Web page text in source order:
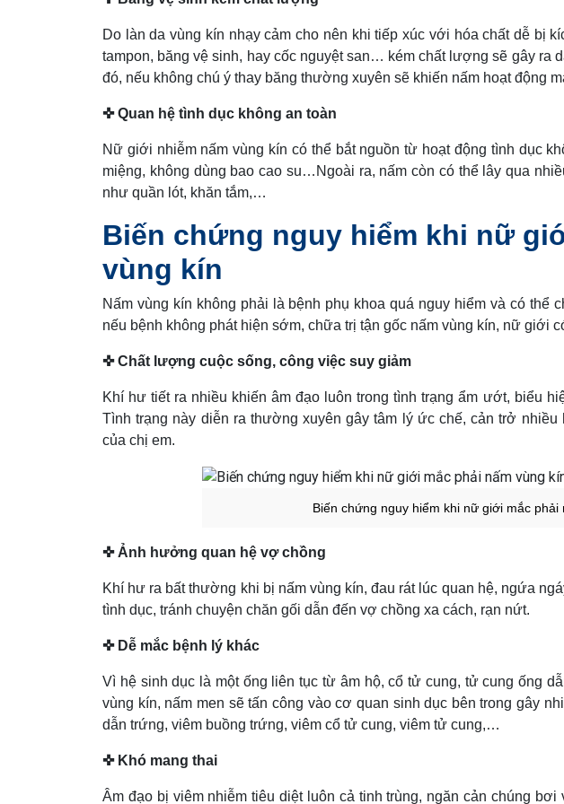
Do làn da vùng kín nhạy cảm cho nên khi tiếp xúc với hóa chất dễ bị
tampon, băng vệ sinh, hay cốc nguyệt san… kém chất lượng sẽ gây ra
đó, nếu không chú ý thay băng thường xuyên sẽ khiến nấm hoạt động
✜ Quan hệ tình dục không an toàn
Nữ giới nhiễm nấm vùng kín có thể bắt nguồn từ hoạt động tình dục
miệng, không dùng bao cao su…Ngoài ra, nấm còn có thể lây qua
như quần lót, khăn tắm,…
Biến chứng nguy hiểm khi nữ
vùng kín
Nấm vùng kín không phải là bệnh phụ khoa quá nguy hiểm và có thể
nếu bệnh không phát hiện sớm, chữa trị tận gốc nấm vùng kín, nữ giới
✜ Chất lượng cuộc sống, công việc suy giảm
Khí hư tiết ra nhiều khiến âm đạo luôn trong tình trạng ẩm ướt, biểu
Tình trạng này diễn ra thường xuyên gây tâm lý ức chế, cản trở
của chị em.
Biến chứng nguy hiểm khi nữ giới mắc phải
✜ Ảnh hưởng quan hệ vợ chồng
Khí hư ra bất thường khi bị nấm vùng kín, đau rát lúc quan hệ, ngứa
tình dục, tránh chuyện chăn gối dẫn đến vợ chồng xa cách, rạn nứt.
✜ Dễ mắc bệnh lý khác
Vì hệ sinh dục là một ống liên tục từ âm hộ, cổ tử cung, tử cung ống
vùng kín, nấm men sẽ tấn công vào cơ quan sinh dục bên trong gây
dẫn trứng, viêm buồng trứng, viêm cổ tử cung, viêm tử cung,…
✜ Khó mang thai
Âm đạo bị viêm nhiễm tiêu diệt luôn cả tinh trùng, ngăn cản chúng